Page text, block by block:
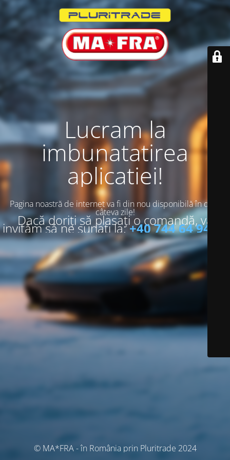
Lucram la
imbunatatirea
aplicatiei!
Pagina noastră de internet va fi din nou disponibilă în doar
câteva zile!
Dacă doriți să plasați o comandă, vă
invităm să ne sunați la:+40 744 64 94 13
© MA*FRA - în România prin Pluritrade 2024